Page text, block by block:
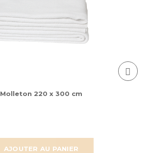
AJOUTER AU PANIER
Molleton 220 x 300 cm